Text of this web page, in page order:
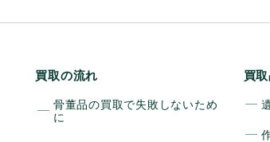
買取の流れ
骨董品の買取で失敗しないため
に
買